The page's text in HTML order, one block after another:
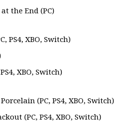
the End (PC)
PS4, XBO, Switch)
XBO, Switch)
(PC, PS4, XBO, Switch)
(PC, PS4, XBO, Switch)